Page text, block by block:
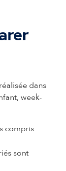
dans
week-
compris
sont